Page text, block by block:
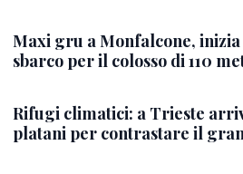
Maxi gru a Monfalcone,
sbarco per il colosso di 110
Rifugi climatici: a Trieste
platani per contrastare il